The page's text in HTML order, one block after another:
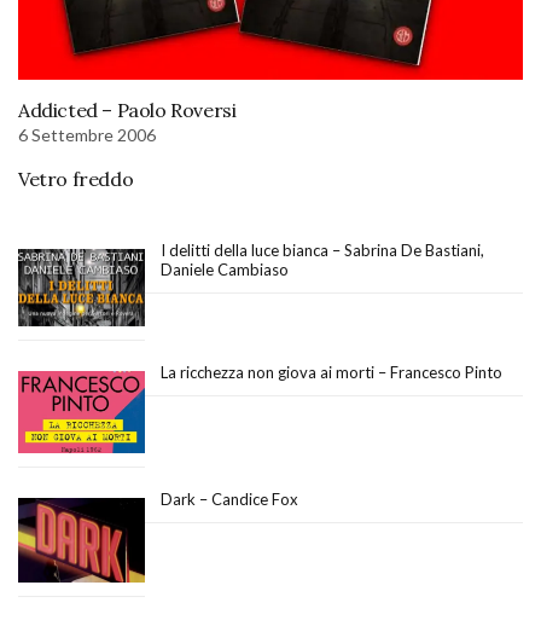
Addicted – Paolo Roversi
6 Settembre 2006
Vetro freddo
I delitti della luce bianca – Sabrina De Bastiani,
Daniele Cambiaso
La ricchezza non giova ai morti – Francesco Pinto
Dark – Candice Fox